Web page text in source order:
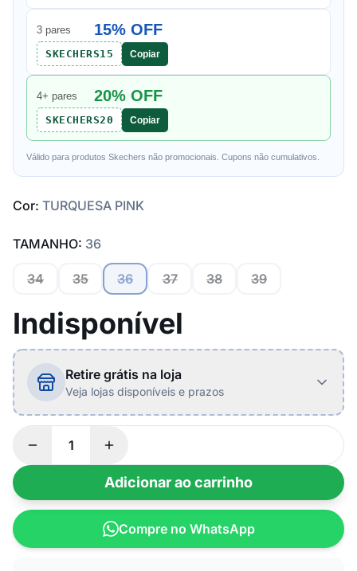
3 pares 15% OFF
SKECHERS15 Copiar
4+ pares 20% OFF
SKECHERS20 Copiar
Válido para produtos Skechers não promocionais. Cupons não cumulativos.
Cor: TURQUESA PINK
TAMANHO: 36
34 35 36 37 38 39
Indisponível
Retire grátis na loja
Veja lojas disponíveis e prazos
Adicionar ao carrinho
Compre no WhatsApp